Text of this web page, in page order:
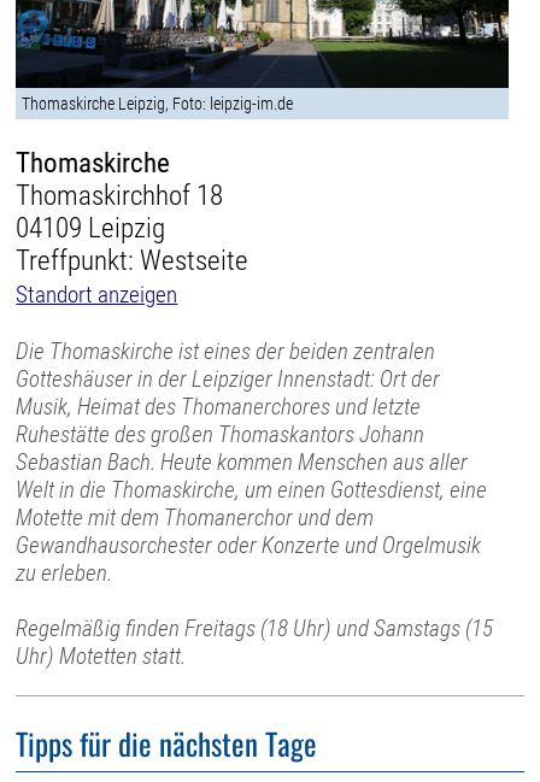
Thomaskirche Leipzig, Foto: leipzig-im.de
Thomaskirche
Thomaskirchhof 18
04109 Leipzig
Treffpunkt: Westseite
Standort anzeigen
Die Thomaskirche ist eines der beiden zentralen
Gotteshäuser in der Leipziger Innenstadt: Ort der
Musik, Heimat des Thomanerchores und letzte
Ruhestätte des großen Thomaskantors Johann
Sebastian Bach. Heute kommen Menschen aus aller
Welt in die Thomaskirche, um einen Gottesdienst, eine
Motette mit dem Thomanerchor und dem
Gewandhausorchester oder Konzerte und Orgelmusik
zu erleben.
Regelmäßig finden Freitags (18 Uhr) und Samstags (15
Uhr) Motetten statt.
Tipps für die nächsten Tage